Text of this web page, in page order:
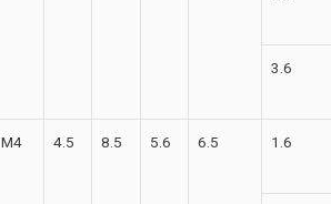
3.6
М4 4.5 8.5 5.6 6.5 1.6